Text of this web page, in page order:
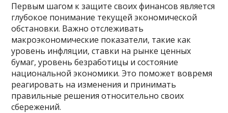
Первым шагом к защите своих финансов является
глубокое понимание текущей экономической
обстановки. Важно отслеживать
макроэкономические показатели, такие как
уровень инфляции, ставки на рынке ценных
бумаг, уровень безработицы и состояние
национальной экономики. Это поможет вовремя
реагировать на изменения и принимать
правильные решения относительно своих
сбережений.